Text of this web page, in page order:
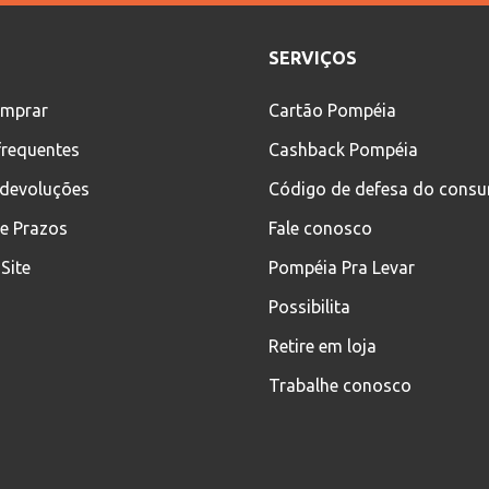
Prazos
SERVIÇOS
Cartão Pompéia
Cashback Pompéia
Código de defesa do
Fale conosco
Pompéia Pra Levar
Possibilita
Retire em loja
Trabalhe conosco